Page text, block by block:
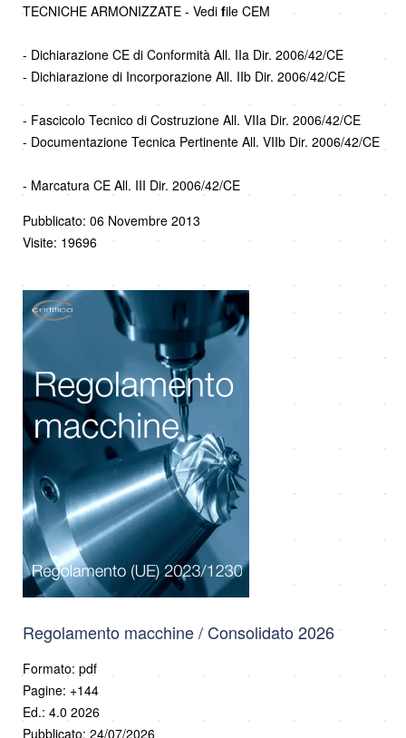
TECNICHE ARMONIZZATE - Vedi file CEM
- Dichiarazione CE di Conformità All. IIa Dir. 2006/42/CE
- Dichiarazione di Incorporazione All. IIb Dir. 2006/42/CE
- Fascicolo Tecnico di Costruzione All. VIIa Dir. 2006/42/CE
- Documentazione Tecnica Pertinente All. VIIb Dir. 2006/42/CE
- Marcatura CE All. III Dir. 2006/42/CE
Pubblicato: 06 Novembre 2013
Visite: 19696
Regolamento macchine / Consolidato 2026
Formato: pdf
Pagine: +144
Ed.: 4.0 2026
Pubblicato: 24/07/2026